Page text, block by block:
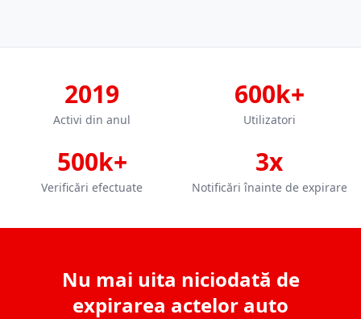
2019
Activi din anul
600k+
Utilizatori
500k+
Verificări efectuate
3x
Notificări înainte de expirare
Nu mai uita niciodată de
expirarea actelor auto